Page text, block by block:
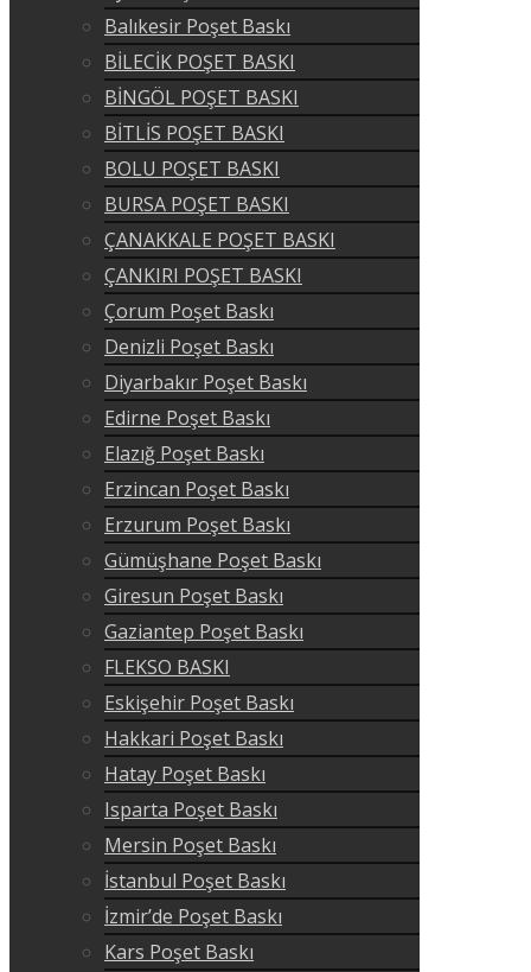
Balıkesir Poşet Baskı
BİLECİK POŞET BASKI
BİNGÖL POŞET BASKI
BİTLİS POŞET BASKI
BOLU POŞET BASKI
BURSA POŞET BASKI
ÇANAKKALE POŞET BASKI
ÇANKIRI POŞET BASKI
Çorum Poşet Baskı
Denizli Poşet Baskı
Diyarbakır Poşet Baskı
Edirne Poşet Baskı
Elazığ Poşet Baskı
Erzincan Poşet Baskı
Erzurum Poşet Baskı
Gümüşhane Poşet Baskı
Giresun Poşet Baskı
Gaziantep Poşet Baskı
FLEKSO BASKI
Eskişehir Poşet Baskı
Hakkari Poşet Baskı
Hatay Poşet Baskı
Isparta Poşet Baskı
Mersin Poşet Baskı
İstanbul Poşet Baskı
İzmir’de Poşet Baskı
Kars Poşet Baskı